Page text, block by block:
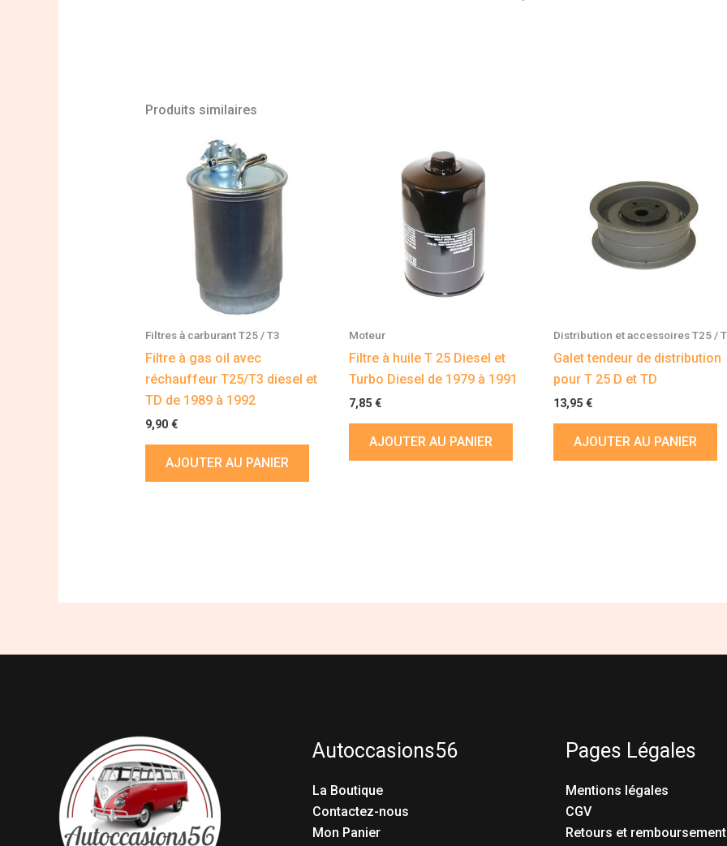
Produits similaires
Filtres à carburant T25 / T3
Filtre à gas oil avec
réchauffeur T25/T3 diesel et
TD de 1989 à 1992
9,90 €
AJOUTER AU PANIER
Moteur
Filtre à huile T 25 Diesel et
Turbo Diesel de 1979 à 1991
7,85€
AJOUTER AU PANIER
Distribution et accessoires T25 /
Galet tendeur de distribution
pour T 25 D et TD
13,95 €
AJOUTER AU PANIER
Autoccasions56
La Boutique
Contactez-nous
Mon Panier
Pages Légales
Mentions légales
CGV
Retours et